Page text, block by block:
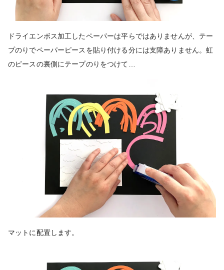
ドライエンボス加工したペーパーは平らではありませんが、テー
プのりでペーパーピースを貼り付ける分には支障ありません。虹
のピースの裏側にテープのりをつけて…
マットに配置します。